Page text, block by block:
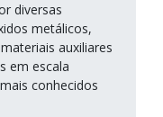
diversas
metálicos,
auxiliares
em escala
conhecidos